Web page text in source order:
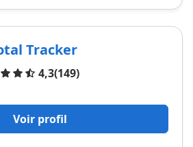
Tracker
4,3(149)
Voir profil